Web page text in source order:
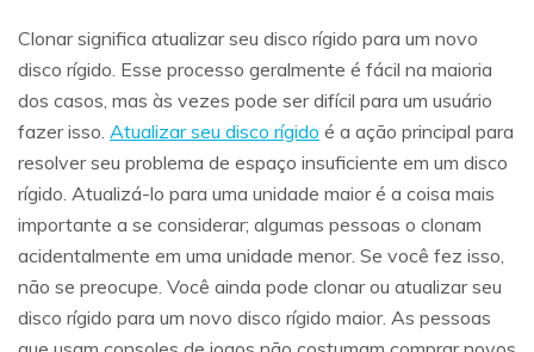
Clonar significa atualizar seu disco rígido para um novo
disco rígido. Esse processo geralmente é fácil na maioria
dos casos, mas às vezes pode ser difícil para um usuário
fazer isso. Atualizar seu disco rígido é a ação principal para
resolver seu problema de espaço insuficiente em um disco
rígido. Atualizá-lo para uma unidade maior é a coisa mais
importante a se considerar; algumas pessoas o clonam
acidentalmente em uma unidade menor. Se você fez isso,
não se preocupe. Você ainda pode clonar ou atualizar seu
disco rígido para um novo disco rígido maior. As pessoas